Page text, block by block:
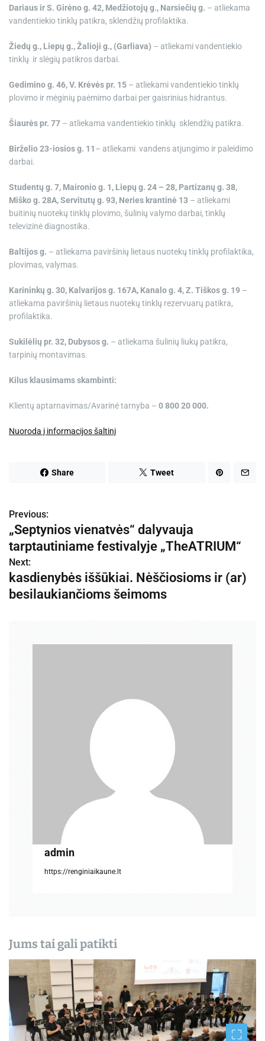
Dariaus ir S. Girėno g. 42, Medžiotojų g., Narsiečių g. – atliekama
vandentiekio tinklų patikra, sklendžių profilaktika.
Žiedų g., Liepų g., Žalioji g., (Garliava) – atliekami vandentiekio
tinklų ir slėgių patikros darbai.
Gedimino g. 46,V. Krėvės pr. 15 – atliekami vandentiekio tinklų
plovimo ir mėginių paėmimo darbai per gaisrinius hidrantus.
Šiaurės pr. 77 – atliekama vandentiekio tinklų sklendžių patikra.
Birželio 23-iosios g. 11– atliekami vandens atjungimo ir paleidimo
darbai.
Studentų g. 7, Maironio g. 1, Liepų g. 24 – 28, Partizanų g. 38,
Miško g. 28A, Servitutų g. 93, Neries krantinė 13 – atliekami
buitinių nuotekų tinklų plovimo, šulinių valymo darbai, tinklų
televizinė diagnostika.
Baltijos g. – atliekama paviršinių lietaus nuotekų tinklų profilaktika,
plovimas, valymas.
Karininkų g. 30, Kalvarijos g. 167A, Kanalo g. 4, Z. Tiškos g. 19 –
atliekama paviršinių lietaus nuotekų tinklų rezervuarų patikra,
profilaktika.
Sukilėlių pr. 32, Dubysos g. – atliekama šulinių liukų patikra,
tarpinių montavimas.
Kilus klausimams skambinti:
Klientų aptarnavimas/Avarinė tarnyba – 0 800 20 000.
Nuoroda į informacijos šaltinį
Share Tweet
N
a
v
i
Previous:
„Septynios vienatvės“ dalyvauja
tarptautiniame festivalyje „TheATRIUM“
Next:
kasdienybės iššūkiai. Nėščiosioms ir (ar)
besilaukiančioms šeimoms
admin
https://renginiaikaune.lt
Jums tai gali patikti